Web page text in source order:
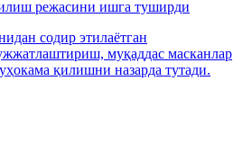
режасини ишга туширди
содир этилаётган
муқаддас масканлар
қилишни назарда тутади.